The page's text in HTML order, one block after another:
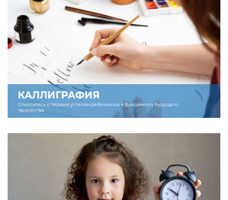
КАЛЛИГРАФИЯ
Относитесь к первым успехам ребенка как к фундаменту будущего
творчества.